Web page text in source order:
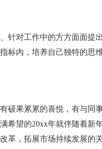
针对工作中的方方面面提
标内，培养自己独特的思
硕果累累的喜悦，有与同
希望的20xx年就伴随着新
革，拓展市场持续发展的